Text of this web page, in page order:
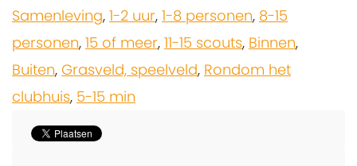
Samenleving, 1-2 uur, 1-8 personen, 8-15
personen, 15 of meer, 11-15 scouts, Binnen,
Buiten, Grasveld, speelveld, Rondom het
clubhuis, 5-15 min